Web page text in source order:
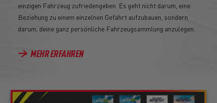
einzigen Fahrzeug zufriedengeben. Es geht nicht darum, eine
Beziehung zu einem einzelnen Gefährt aufzubauen, sondern
darum, deine ganz persönliche Fahrzeugsammlung anzulegen.
MEHR ERFAHREN